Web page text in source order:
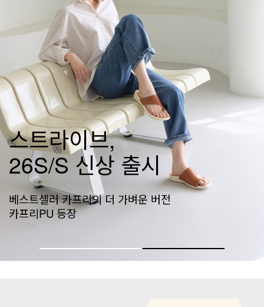
네이티브 신상공개
가벼움의 기준, 네이티브